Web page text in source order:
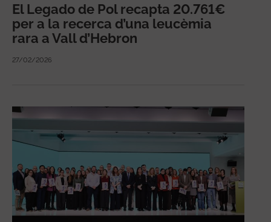
El Legado de Pol recapta 20.761€
per a la recerca d’una leucèmia
rara a Vall d’Hebron
27/02/2026